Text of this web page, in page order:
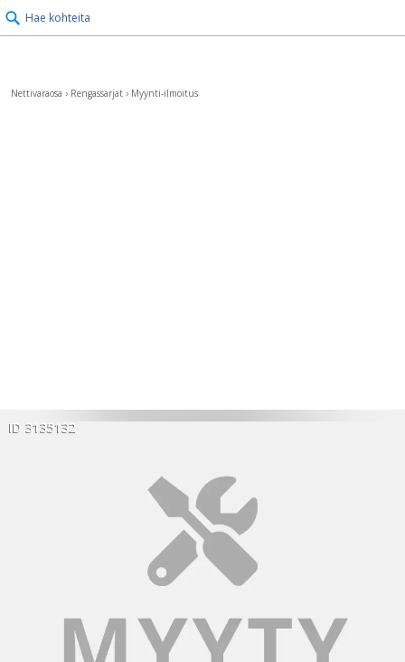
Hae kohteita
Nettivaraosa › Rengassarjat › Myynti-ilmoitus
ID 3135132